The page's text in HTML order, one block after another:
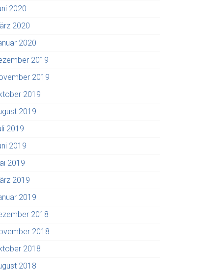
2020
2020
2020
2019
2019
2019
2019
2019
2019
2019
2019
2019
2018
2018
2018
2018